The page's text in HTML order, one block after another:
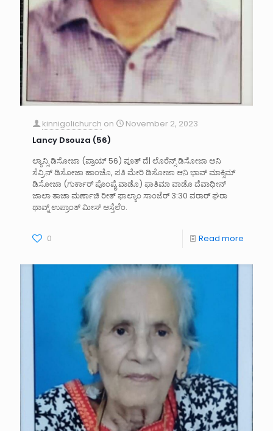
kinnigolichurch on
November 2, 2023
Lancy Dsouza (56)
ಲ್ಯಾನ್ಸಿ ಡಿಸೋಜಾ (ಪ್ರಾಯ್ 56) ಪೂತ್ ದೆ| ಲೊರೆನ್ಸ್ ಡಿಸೋಜಾ ಅನಿ
ಸೆವ್ರಿನ್ ಡಿಸೋಜಾ ಹಾಂಚೊ, ಪತಿ ಮೇರಿ ಡಿಸೋಜಾ ಆನಿ ಭಾವ್ ಮಾಕ್ಸಿಮ್
ಡಿಸೋಜಾ (ಗುರ್ಕಾರ್ ಪೊಂಪೈ ವಾಡೊ) ಫಾತಿಮಾ ವಾಡೊ ದೆವಾಧೀನ್
ಜಾಲಾ ತಾಚಾ ಮರ್ಣಾಚಿ ರೀತ್ ಫಾಲ್ಯಾಂ ಸಾಂಜೆರ್ 3:30 ವರಾರ್ ಘರಾ
ಥಾವ್ನ್ ಉಪ್ರಾಂತ್ ಮೀಸ್ ಆಸ್ತೆಲೆಂ.
0 Read more